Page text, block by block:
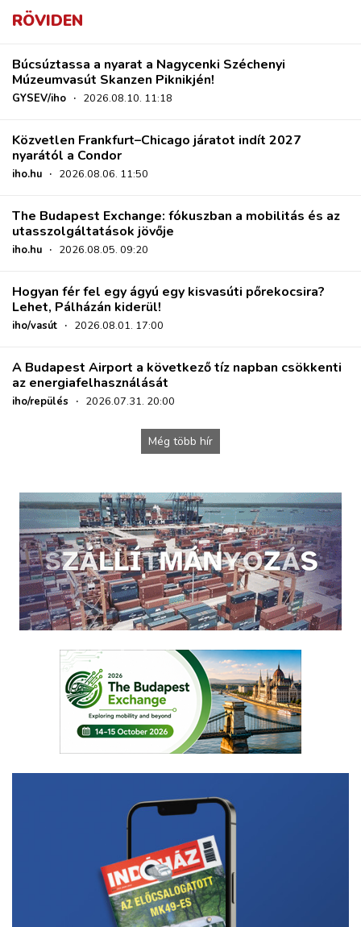
RÖVIDEN
Búcsúztassa a nyarat a Nagycenki Széchenyi
Múzeumvasút Skanzen Piknikjén!
GYSEV/iho · 2026.08.10. 11:18
Közvetlen Frankfurt–Chicago járatot indít 2027
nyarától a Condor
iho.hu · 2026.08.06. 11:50
The Budapest Exchange: fókuszban a mobilitás és az
utasszolgáltatások jövője
iho.hu · 2026.08.05. 09:20
Hogyan fér fel egy ágyú egy kisvasúti pőrekocsira?
Lehet, Pálházán kiderül!
iho/vasút · 2026.08.01. 17:00
A Budapest Airport a következő tíz napban csökkenti
az energiafelhasználását
iho/repülés · 2026.07.31. 20:00
Még több hír